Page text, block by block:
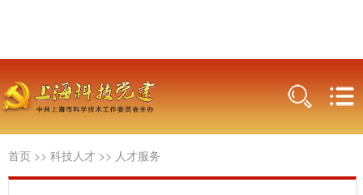
首页 >> 科技人才 >> 人才服务